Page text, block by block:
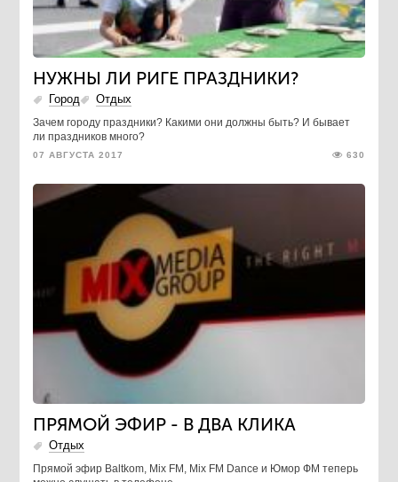
​НУЖНЫ ЛИ РИГЕ ПРАЗДНИКИ?
Город Отдых
Зачем городу праздники? Какими они должны быть? И бывает
ли праздников много?
07 АВГУСТА 2017 630
ПРЯМОЙ ЭФИР - В ДВА КЛИКА
Отдых
​Прямой эфир Baltkom, Mix FM, Mix FM Dance и Юмор ФМ теперь